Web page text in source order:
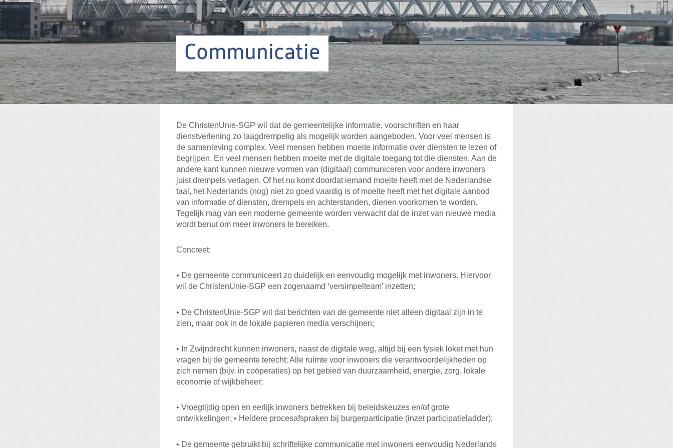
Communicatie
De ChristenUnie-SGP wil dat de gemeentelijke informatie, voorschriften en haar
dienstverlening zo laagdrempelig als mogelijk worden aangeboden. Voor veel mensen is
de samenleving complex. Veel mensen hebben moeite informatie over diensten te lezen of
begrijpen. En veel mensen hebben moeite met de digitale toegang tot die diensten. Aan de
andere kant kunnen nieuwe vormen van (digitaal) communiceren voor andere inwoners
juist drempels verlagen. Of het nu komt doordat iemand moeite heeft met de Nederlandse
taal, het Nederlands (nog) niet zo goed vaardig is of moeite heeft met het digitale aanbod
van informatie of diensten, drempels en achterstanden, dienen voorkomen te worden.
Tegelijk mag van een moderne gemeente worden verwacht dat de inzet van nieuwe media
wordt benut om meer inwoners te bereiken.
Concreet:
• De gemeente communiceert zo duidelijk en eenvoudig mogelijk met inwoners. Hiervoor
wil de ChristenUnie-SGP een zogenaamd ‘versimpelteam’ inzetten;
• De ChristenUnie-SGP wil dat berichten van de gemeente niet alleen digitaal zijn in te
zien, maar ook in de lokale papieren media verschijnen;
• In Zwijndrecht kunnen inwoners, naast de digitale weg, altijd bij een fysiek loket met hun
vragen bij de gemeente terecht; Alle ruimte voor inwoners die verantwoordelijkheden op
zich nemen (bijv. in coöperaties) op het gebied van duurzaamheid, energie, zorg, lokale
economie of wijkbeheer;
• Vroegtijdig open en eerlijk inwoners betrekken bij beleidskeuzes en/of grote
ontwikkelingen; • Heldere procesafspraken bij burgerparticipatie (inzet participatieladder);
• De gemeente gebruikt bij schriftelijke communicatie met inwoners eenvoudig Nederlands